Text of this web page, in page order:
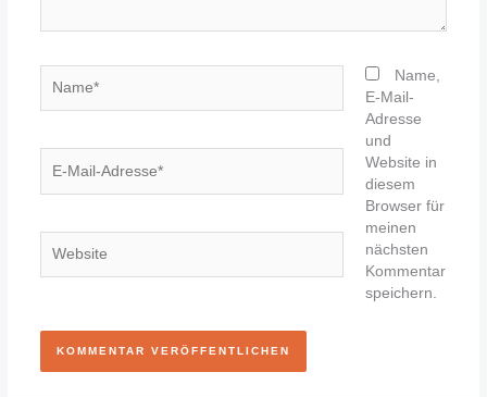
Mail-
Name,
E-Mail-
Adresse
und
Website in
diesem
Browser für
meinen
nächsten
Kommentar
speichern.